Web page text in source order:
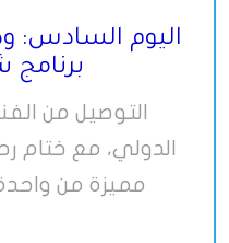
اليوم السادس:
التوصيل من
الدولي، مع ختام
مميزة من